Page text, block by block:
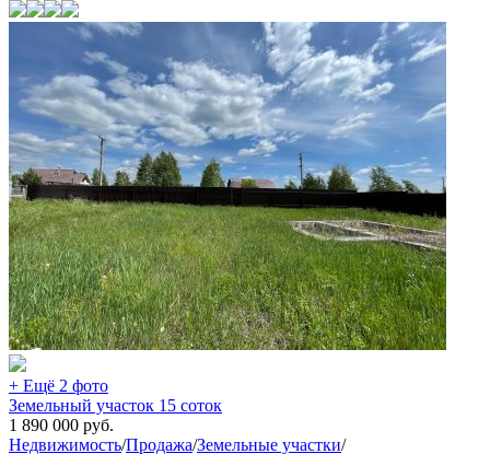
+ Ещё 2 фото
Земельный участок 15 соток
1 890 000 руб.
Недвижимость/Продажа/Земельные участки/